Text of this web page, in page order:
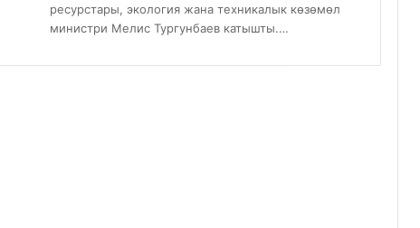
ресурстары, экология жана техникалык көзөмөл
министри Мелис Тургунбаев катышты.…